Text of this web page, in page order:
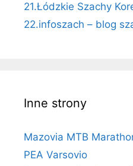
21.Łódzkie Szachy
22.infoszach – blog
Inne strony
Mazovia MTB
PEA Varsovio